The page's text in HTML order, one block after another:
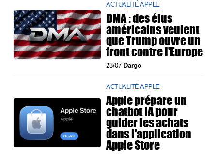
ACTUALITÉ APPLE
DMA : des élus
américains veulent
que Trump ouvre un
front contre l'Europe
23/07 Dargo
ACTUALITÉ APPLE
Apple prépare un
chatbot IA pour
guider les achats
dans l'application
Apple Store